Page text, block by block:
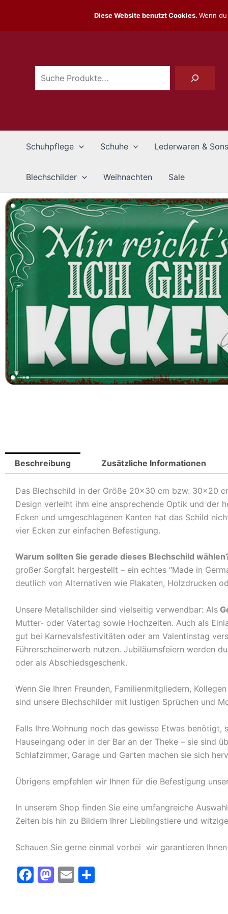
springen Suchen
Schuhpflege Schuhe Lederwaren &
Blechschilder Weihnachten Sale
Beschreibung Zusätzliche Informationen
Das Blechschild in der Größe 20×30 cm bzw. 30×20
Design verleiht ihm eine ansprechende Optik und der
Ecken und umgeschlagenen Kanten hat das Schild
vier Ecken zur einfachen Befestigung.
Warum sollten Sie gerade dieses Blechschild
großer Sorgfalt hergestellt – ein echtes “Made in
deutlich von Alternativen wie Plakaten, Holzdrucken
Unsere Metallschilder sind vielseitig verwendbar: Als
Mutter- oder Vatertag sowie Hochzeiten. Auch als
gut bei Karnevalsfestivitäten oder am Valentinstag
Führerscheinerwerb nutzen. Jubiläumsfeiern werden
oder als Abschiedsgeschenk.
Wenn Sie Ihren Freunden, Familienmitgliedern,
sind unsere Blechschilder mit lustigen Sprüchen und
Falls Ihre Wohnung noch das gewisse Etwas benötigt,
Hauseingang oder in der Bar an der Theke – sie sind
Schlafzimmer, Garage und Garten machen sie sich
Übrigens empfehlen wir Ihnen für die Befestigung
In unserem Shop finden Sie eine umfangreiche
Zeiten bis hin zu Bildern Ihrer Lieblingstiere und
Schauen Sie gerne einmal vorbei  wir garantieren
F
M E
Diese Website benutzt Cookies. Wenn